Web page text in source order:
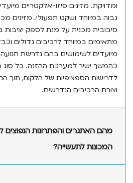
מזינים פיזו-אלקטריים מיועדים
ושקט תפעולי. מזינים מכניים
מכנית על מנת לספק יציבות בתהליך
במיוחד לרכיבים גדולים וכבדים. מזיני
לשימושים בהם נדרשת תנועה בקו ישר,
ישיר למערכת ההזנה. כל סוג מותאם
הספציפיות של הלקוח, תוך התחשבות
הרכיבים הנדרשים.
האתגרים והפתרונות הנפוצים לכך
לתעשייה?